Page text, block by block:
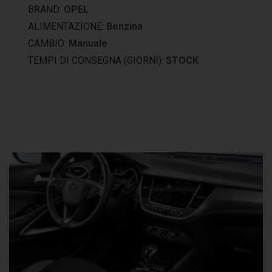
BRAND: OPEL
ALIMENTAZIONE: Benzina
CAMBIO: Manuale
TEMPI DI CONSEGNA (GIORNI): STOCK